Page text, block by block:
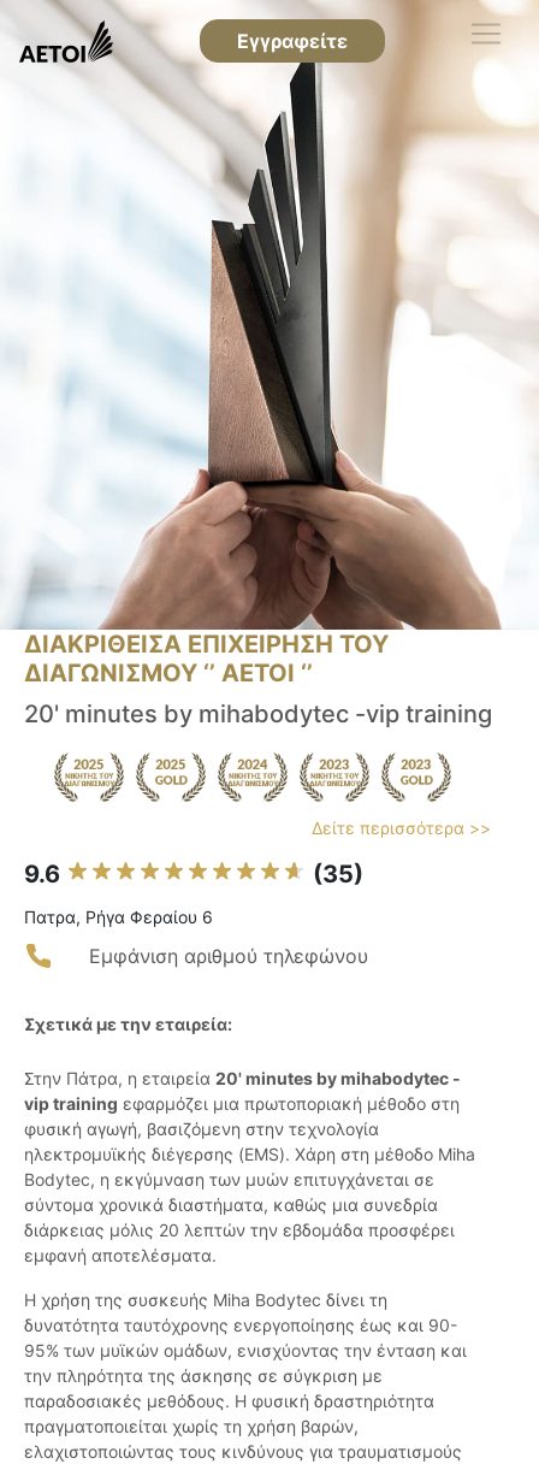
Εγγραφείτε
ΔΙΑΚΡΙΘΕΙΣΑ ΕΠΙΧΕΙΡΗΣΗ ΤΟΥ
ΔΙΑΓΩΝΙΣΜΟΥ ‘’ ΑΕΤΟΙ ‘’
20' minutes by mihabodytec -vip training
Δείτε περισσότερα >>
9.6 (35)
Πατρα, Ρήγα Φεραίου 6
Εμφάνιση αριθμού τηλεφώνου
Σχετικά με την εταιρεία:
Στην Πάτρα, η εταιρεία 20' minutes by mihabodytec -
vip training εφαρμόζει μια πρωτοποριακή μέθοδο στη
φυσική αγωγή, βασιζόμενη στην τεχνολογία
ηλεκτρομυϊκής διέγερσης (EMS). Χάρη στη μέθοδο Miha
Bodytec, η εκγύμναση των μυών επιτυγχάνεται σε
σύντομα χρονικά διαστήματα, καθώς μια συνεδρία
διάρκειας μόλις 20 λεπτών την εβδομάδα προσφέρει
εμφανή αποτελέσματα.
Η χρήση της συσκευής Miha Bodytec δίνει τη
δυνατότητα ταυτόχρονης ενεργοποίησης έως και 90-
95% των μυϊκών ομάδων, ενισχύοντας την ένταση και
την πληρότητα της άσκησης σε σύγκριση με
παραδοσιακές μεθόδους. Η φυσική δραστηριότητα
πραγματοποιείται χωρίς τη χρήση βαρών,
ελαχιστοποιώντας τους κινδύνους για τραυματισμούς